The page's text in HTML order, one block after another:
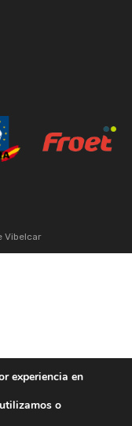
Vibelcar
experiencia en
o